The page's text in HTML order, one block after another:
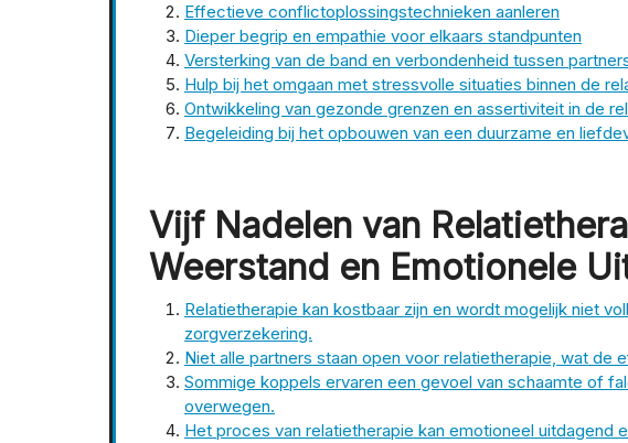
Effectieve conflictoplossingstechnieken aanleren
Dieper begrip en empathie voor elkaars standpunten
Versterking van de band en verbondenheid tussen
Hulp bij het omgaan met stressvolle situaties binnen de
Ontwikkeling van gezonde grenzen en assertiviteit in de
Begeleiding bij het opbouwen van een duurzame en
Vijf Nadelen van
Weerstand en Emotionele
Relatietherapie kan kostbaar zijn en wordt mogelijk niet
zorgverzekering.
Niet alle partners staan open voor relatietherapie, wat de
Sommige koppels ervaren een gevoel van schaamte of
overwegen.
Het proces van relatietherapie kan emotioneel uitdagend